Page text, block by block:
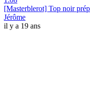
[Masterblerot] Top noir
Jérôme
il y a 19 ans